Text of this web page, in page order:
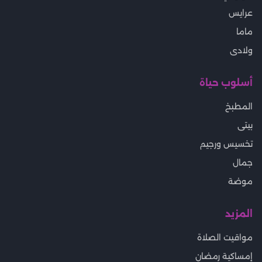
عرايس
ماما
ولادى
أسلوب حياة
المطبخ
بيتى
تخسيس ورجيم
جمال
موضة
المزيد
مواقيت الصلاة
إمساكية رمضان